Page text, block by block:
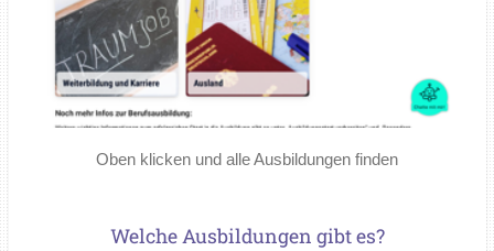
Oben klicken und alle Ausbildungen finden
Welche Ausbildungen gibt es?